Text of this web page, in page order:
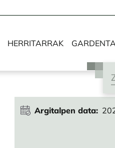
HERRITARRAK
Argitalpen data